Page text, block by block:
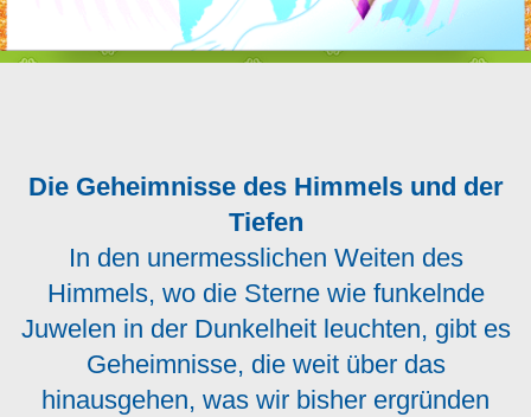
Die Geheimnisse des Himmels und der
Tiefen
In den unermesslichen Weiten des
Himmels, wo die Sterne wie funkelnde
Juwelen in der Dunkelheit leuchten, gibt es
Geheimnisse, die weit über das
hinausgehen, was wir bisher ergründen